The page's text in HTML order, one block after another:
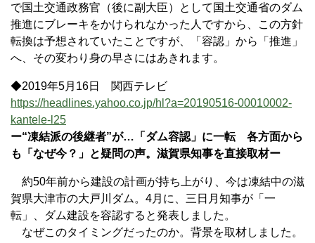
で国土交通政務官（後に副大臣）として国土交通省のダム
推進にブレーキをかけられなかった人ですから、この方針
転換は予想されていたことですが、「容認」から「推進」
へ、その変わり身の早さにはあきれます。
◆2019年5月16日 関西テレビ
https://headlines.yahoo.co.jp/hl?a=20190516-00010002-
kantele-l25
ー“凍結派の後継者”が…「ダム容認」に一転 各方面から
も「なぜ今？」と疑問の声。滋賀県知事を直接取材ー
約50年前から建設の計画が持ち上がり、今は凍結中の滋
賀県大津市の大戸川ダム。4月に、三日月知事が「一
転」、ダム建設を容認すると発表しました。
なぜこのタイミングだったのか。背景を取材しました。